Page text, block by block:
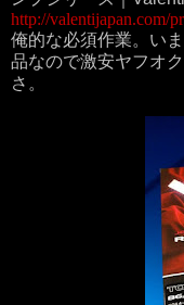
http://valentijapan.com/
俺的な必須作業。い
品なので激安ヤフオ
さ。